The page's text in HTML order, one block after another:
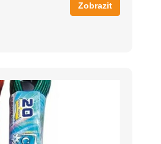
Zobrazit